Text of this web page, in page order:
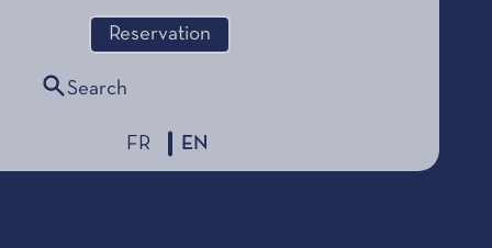
Reservation
Search
FR EN